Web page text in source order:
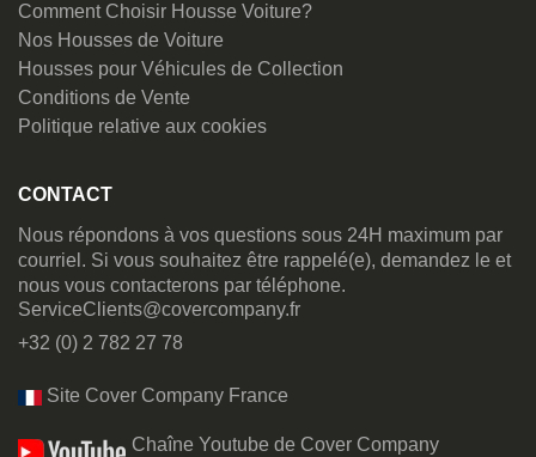
Comment Choisir Housse Voiture?
Nos Housses de Voiture
Housses pour Véhicules de Collection
Conditions de Vente
Politique relative aux cookies
CONTACT
Nous répondons à vos questions sous 24H maximum par
courriel. Si vous souhaitez être rappelé(e), demandez le et
nous vous contacterons par téléphone.
ServiceClients@covercompany.fr
+32 (0) 2 782 27 78
Site Cover Company France
Chaîne Youtube de Cover Company